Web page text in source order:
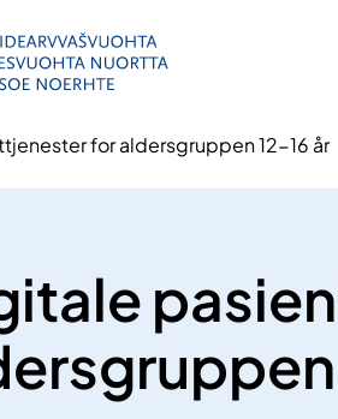
for aldersgruppen 12-16 år